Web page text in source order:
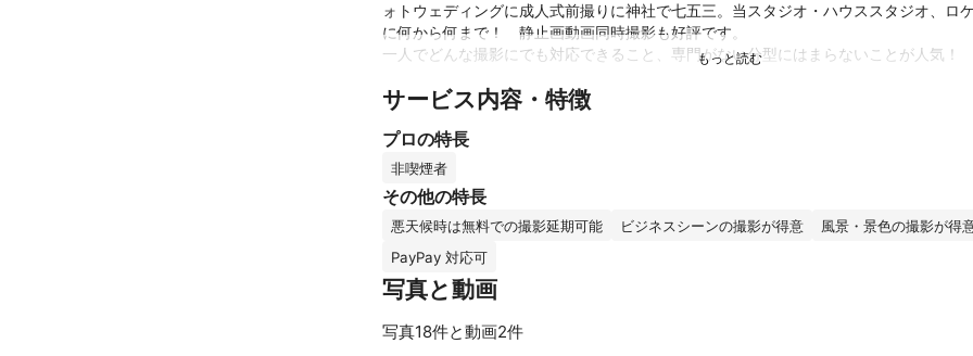
ォトウェディングに成人式前撮りに神社で七五三。当スタジオ・ハウススタジオ、ロ
に何から何まで！　静止画動画同時撮影も好評です。
一人でどんな撮影にでも対応できること、専門がない分型にはまらないことが人気！
かしこまったことが苦手なので写真館的冠婚葬祭写真などは撮れませんが、それ以外に
これまでの実績
ラッキーなことに学校出てスグに撮影会社のカメラマンとして採用されて以来、数社
ラマンを経て20代で独立。
順調にクライアントを増やして大手広告代理店、出版社、プロダクションをはじめ数
さまざまなジャンルの撮影を経験
誰にもわかりやすいアピールポイントは
《藤原紀香・織田裕二さんの撮影経験あり！》
アピールポイント
…というワケで経験は超長いですが、ブライダル七五三など含め一般の方からの撮影依
サービス内容・特徴
プロの特長
非喫煙者
その他の特長
悪天候時は無料での撮影延期可能 ビジネスシーンの撮影が得意
風景・景色の撮影が得
PayPay 対応可
写真と動画
写真18件と動画2件